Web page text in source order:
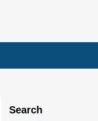
Search